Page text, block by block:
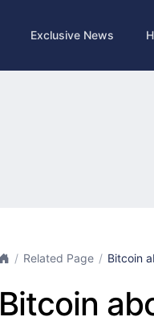
Exclusive News
Related Page Bitcoin
Bitcoin